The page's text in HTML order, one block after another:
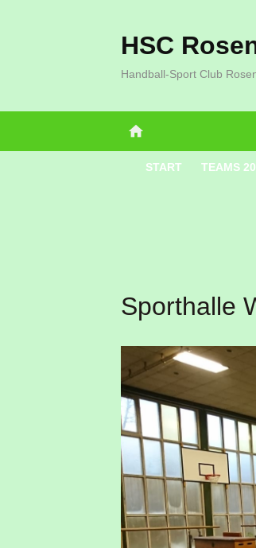
HSC
Handball-Sport Club
home
START TEAMS
Sporthalle